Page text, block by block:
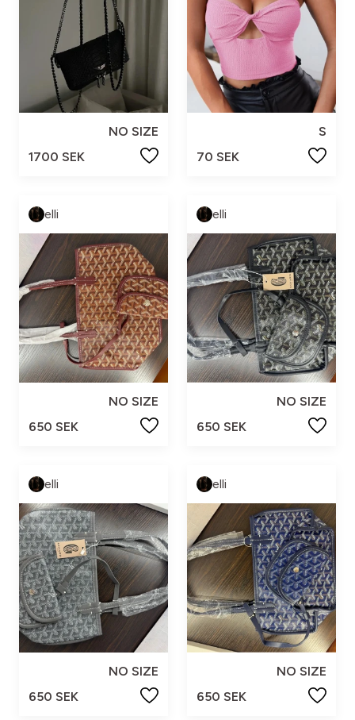
NO SIZE
1700 SEK
S
70 SEK
elli
NO SIZE
650 SEK
elli
NO SIZE
650 SEK
elli
NO SIZE
650 SEK
elli
NO SIZE
650 SEK